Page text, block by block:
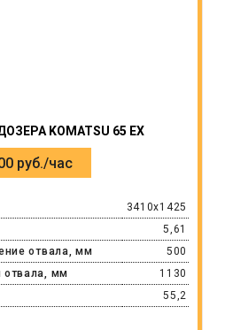
KOMATSU 65 EX
руб./час
3410x1425
5,61
отвала, мм
500
мм
1130
55,2